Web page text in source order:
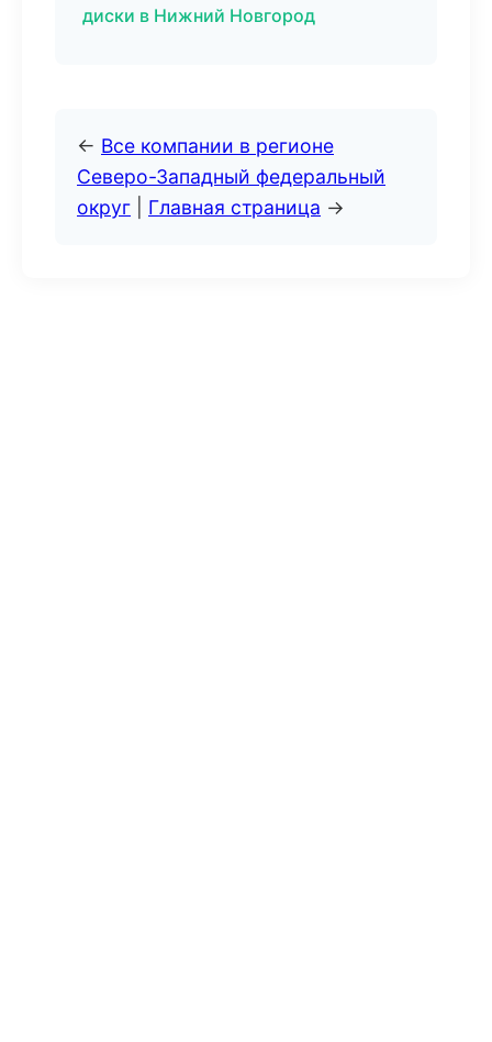
диски в Нижний Новгород
← Все компании в регионе
Северо-Западный федеральный
округ
Главная страница →